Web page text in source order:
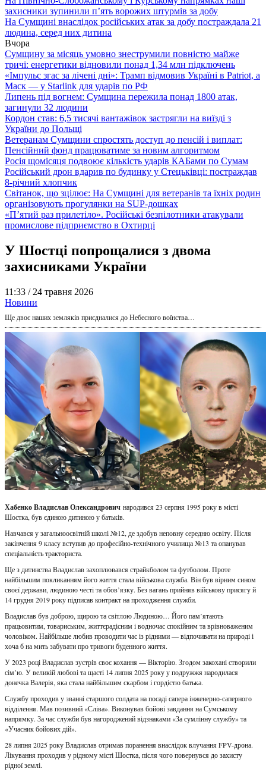
захисники зупинили п’ять ворожих штурмів за добу
На Сумщині внаслідок російських атак за добу постраждала 21
людина, серед них дитина
Вчора
Сумщину за місяць умовно знеструмили повністю майже
тричі: енергетики відновили понад 1,34 млн підключень
«Імпульс згас за лічені дні»: Трамп відмовив Україні в Patriot, а
Маск — у Starlink для ударів по РФ
Липень під вогнем: Сумщина пережила понад 1800 атак,
загинули 32 людини
Кордон став: 6,5 тисячі вантажівок застрягли на виїзді з
України до Польщі
Ветеранам Сумщини спростять доступ до пенсій і виплат:
Пенсійний фонд працюватиме за новим алгоритмом
Росія щомісяця подвоює кількість ударів КАБами по Сумам
Російський дрон вдарив по будинку у Стецьківці: постраждав
8-річний хлопчик
Світанок, що зцілює: На Сумщині для ветеранів та їхніх родин
організовують прогулянки на SUP-дошках
«П’ятий раз прилетіло». Російські безпілотники атакували
промислове підприємство в Охтирці
У Шостці попрощалися з двома
захисниками України
11:33 / 24 травня 2026
Новини
Ще двоє наших земляків приєдналися до Небесного воїнства…
Хабенко Владислав Олександрович народився 23 серпня 1995 року в місті
Шостка, був єдиною дитиною у батьків.
Навчався у загальноосвітній школі №12, де здобув неповну середню освіту. Після
закінчення 9 класу вступив до професійно-технічного училища №13 та опанував
спеціальність тракториста.
Ще з дитинства Владислав захоплювався страйкболом та футболом. Проте
найбільшим покликанням його життя стала військова служба. Він був вірним сином
своєї держави, людиною честі та обов’язку. Без вагань прийняв військову присягу й
14 грудня 2019 року підписав контракт на проходження служби.
Владислав був доброю, щирою та світлою Людиною… Його пам’ятають
працьовитим, товариським, життєрадісним і водночас спокійним та врівноваженим
чоловіком. Найбільше любив проводити час із рідними — відпочивати на природі і
хоча б на мить забувати про тривоги буденного життя.
У 2023 році Владислав зустрів своє кохання — Вікторію. Згодом закохані створили
сім’ю. У великій любові та щасті 14 липня 2025 року у подружжя народилася
донечка Валерія, яка стала найбільшим скарбом і гордістю батька.
Службу проходив у званні старшого солдата на посаді сапера інженерно-саперного
відділення. Мав позивний «Сліва». Виконував бойові завдання на Сумському
напрямку. За час служби був нагороджений відзнаками «За сумлінну службу» та
«Учасник бойових дій».
28 липня 2025 року Владислав отримав поранення внаслідок влучання FPV-дрона.
Лікування проходив у рідному місті Шостка, після чого повернувся до захисту
рідної землі.